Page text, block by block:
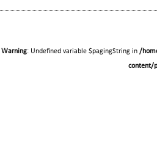
Warning: Undefined variable $pagingString in /
content/